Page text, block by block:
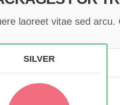
laoreet vitae sed arcu.
SILVER